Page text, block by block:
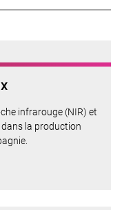
infrarouge (NIR) et
la production